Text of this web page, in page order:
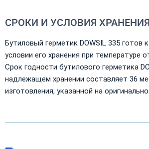
СРОКИ И УСЛОВИЯ
Бутиловый герметик DOWSIL 335 готов
условии его хранения при температуре
Срок годности бутилового герметика
надлежащем хранении составляет 36
изготовления, указанной на